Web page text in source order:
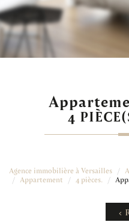
4
Agence immobilière à Versailles
Appartement 4 pièces.
<